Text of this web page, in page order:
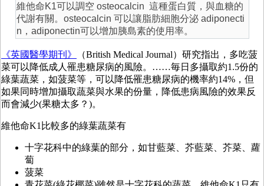
維他命K1可以調空 osteocalcin 這種蛋白質，與血糖的
代謝有關。osteocalcin 可以讓脂肪細胞分泌 adiponecti
n，adiponectin可以增加胰島素的使用率。
《英國醫學期刊》
（British Medical Journal）研究指出，多吃菠
菜可以降低成人罹患糖尿病的風險。……毎日多攝取約1.5份的
綠葉蔬菜，如菠菜等，可以降低罹患糖尿病的機率約14%，但
如果同時增加攝取蔬菜與水果的份量，降低患病風險的效果反
而會減少(果糖太多？)。
維他命K1比較多的綠葉蔬菜有
十字花科中的綠葉的部分，如甘藍菜、芥藍菜、芥菜、蘿
蔔
菠菜